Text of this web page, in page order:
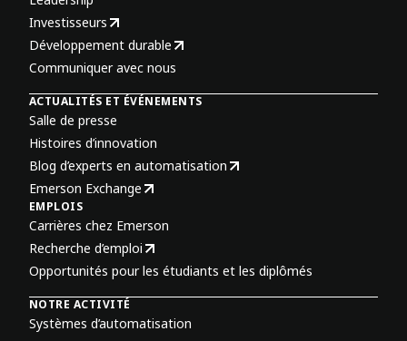
Investisseurs
Développement durable
Communiquer avec nous
ACTUALITÉS ET ÉVÉNEMENTS
Salle de presse
Histoires d’innovation
Blog d’experts en automatisation
Emerson Exchange
EMPLOIS
Carrières chez Emerson
Recherche d’emploi
Opportunités pour les étudiants et les diplômés
NOTRE ACTIVITÉ
Systèmes d’automatisation